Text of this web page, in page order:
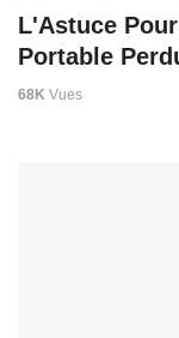
L'Astuce
Portable
68K Vues